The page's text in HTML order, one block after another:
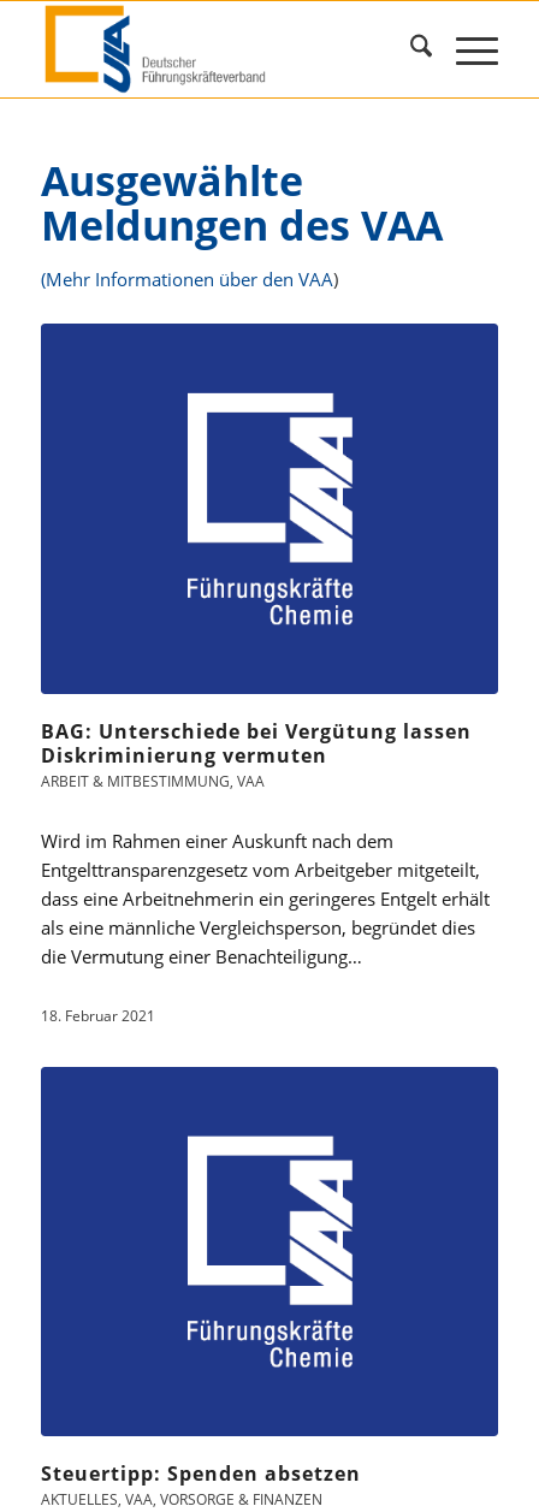
Ausgewählte
Meldungen des VAA
(Mehr Informationen über den VAA)
BAG: Unterschiede bei Vergütung lassen
Diskriminierung vermuten
ARBEIT & MITBESTIMMUNG, VAA
Wird im Rahmen einer Auskunft nach dem
Entgelttransparenzgesetz vom Arbeitgeber mitgeteilt,
dass eine Arbeitnehmerin ein geringeres Entgelt erhält
als eine männliche Vergleichsperson, begründet dies
die Vermutung einer Benachteiligung…
18. Februar 2021
Steuertipp: Spenden absetzen
AKTUELLES, VAA, VORSORGE & FINANZEN